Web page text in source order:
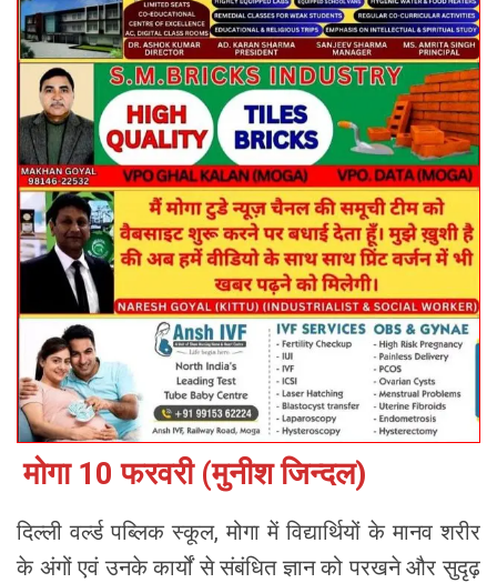
मोगा 10 फरवरी (मुनीश जिन्दल)
दिल्ली वर्ल्ड पब्लिक स्कूल, मोगा में विद्यार्थियों के मानव शरीर
के अंगों एवं उनके कार्यों से संबंधित ज्ञान को परखने और सुदृढ़